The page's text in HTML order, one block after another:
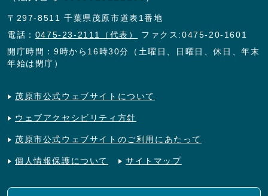
〒297-8511 千葉県茂原市道表1番地
電話： 0475-23-2111（代表）
ファクス:0475-20-1601
開庁時間：9時から16時30分（土曜日、日曜日、休日、年末
年始は閉庁）
茂原市公式ウェブサイトについて
ウェブアクセシビリティ方針
茂原市公式ウェブサイトのご利用にあたって
個人情報保護について サイトマップ